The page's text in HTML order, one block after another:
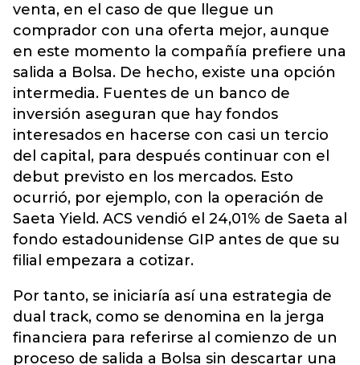
venta, en el caso de que llegue un
comprador con una oferta mejor, aunque
en este momento la compañía prefiere una
salida a Bolsa. De hecho, existe una opción
intermedia. Fuentes de un banco de
inversión aseguran que hay fondos
interesados en hacerse con casi un tercio
del capital, para después continuar con el
debut previsto en los mercados. Esto
ocurrió, por ejemplo, con la operación de
Saeta Yield. ACS vendió el 24,01% de Saeta al
fondo estadounidense GIP antes de que su
filial empezara a cotizar.
Por tanto, se iniciaría así una estrategia de
dual track, como se denomina en la jerga
financiera para referirse al comienzo de un
proceso de salida a Bolsa sin descartar una